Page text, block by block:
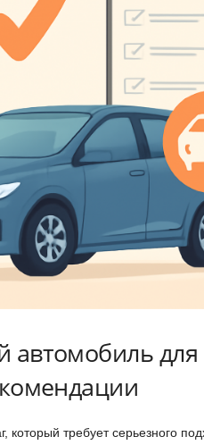
автомобиль
требует серьезного